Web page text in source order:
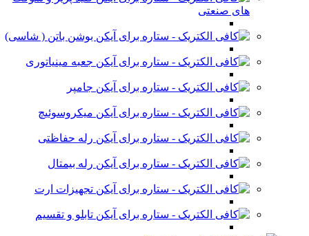
های صنعتی
بوشن باتن ( شاسی)
جعبه مینیاتوری
جامپر
میکروسوئیچ
رله حفاظتی
رله بیمتال
تجهیزات ارت
تابلو و تقسیم